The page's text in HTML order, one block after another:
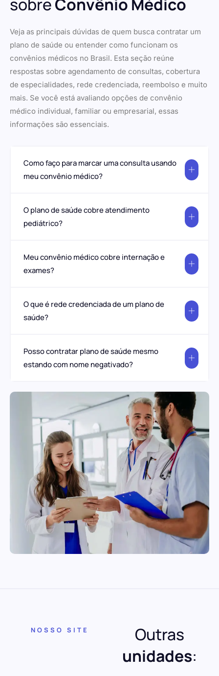
sobreConvênio Médico
Veja as principais dúvidas de quem busca contratar um
plano de saúde ou entender como funcionam os
convênios médicos no Brasil. Esta seção reúne
respostas sobre agendamento de consultas, cobertura
de especialidades, rede credenciada, reembolso e muito
mais. Se você está avaliando opções de convênio
médico individual, familiar ou empresarial, essas
informações são essenciais.
Como faço para marcar uma consulta usando
meu convênio médico?
O plano de saúde cobre atendimento
pediátrico?
Meu convênio médico cobre internação e
exames?
O que é rede credenciada de um plano de
saúde?
Posso contratar plano de saúde mesmo
estando com nome negativado?
NOSSO SITE
Outras
unidades: